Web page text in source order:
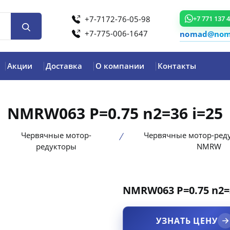
+7-7172-76-05-98
+7-775-006-1647
+7 771 137
Акции Доставка О компании Контакты
NMRW063 P=0.75 n2=36 i=25
Червячные мотор-
редукторы
Червячные мотор-
NMRW
NMRW063 P=0.75
УЗНАТЬ ЦЕНУ